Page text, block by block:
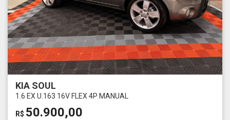
KIA SOUL
1.6 EX U.163 16V FLEX 4P MANUAL
R$ 50.900,00